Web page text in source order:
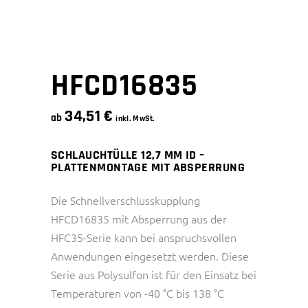
HFCD16835
ab 34,51€ inkl. MwSt.
SCHLAUCHTÜLLE 12,7 MM ID –
PLATTENMONTAGE MIT ABSPERRUNG
Die Schnellverschlusskupplung
HFCD16835 mit Absperrung aus der
HFC35-Serie kann bei anspruchsvollen
Anwendungen eingesetzt werden. Diese
Serie aus Polysulfon ist für den Einsatz bei
Temperaturen von -40 °C bis 138 °C